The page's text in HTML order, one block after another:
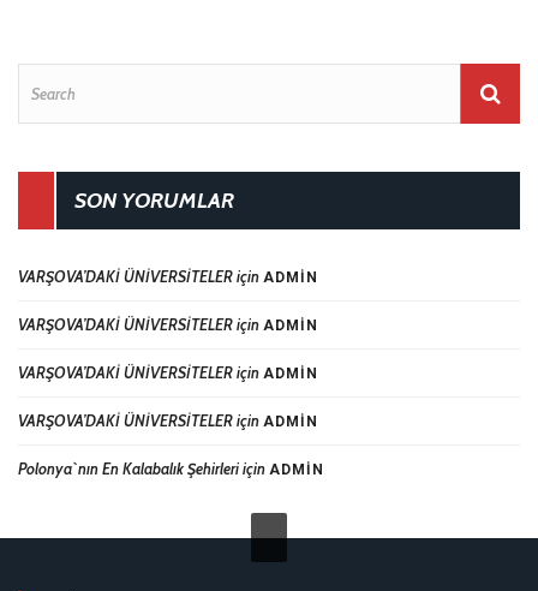
SON YORUMLAR
VARŞOVA’DAKİ ÜNİVERSİTELERiçin ADMIN
VARŞOVA’DAKİ ÜNİVERSİTELERiçin ADMIN
VARŞOVA’DAKİ ÜNİVERSİTELERiçin ADMIN
VARŞOVA’DAKİ ÜNİVERSİTELERiçin ADMIN
Polonya`nın En Kalabalık Şehirleriiçin ADMIN